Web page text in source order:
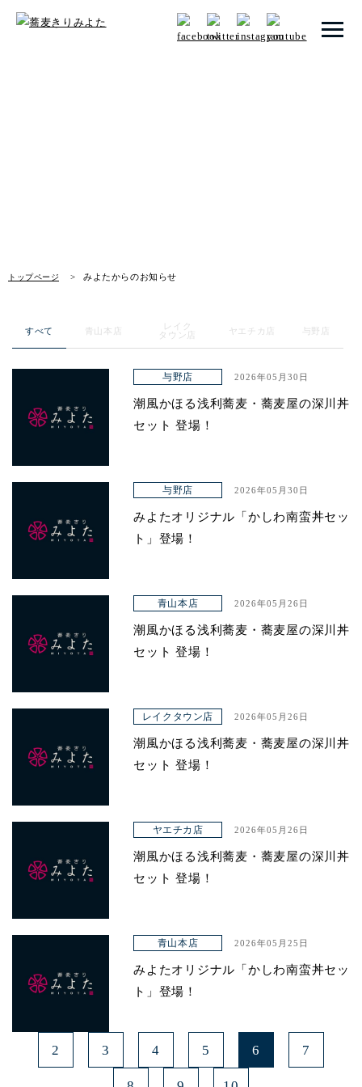
トップページ みよたからのお知らせ
お知らせ
アクセス
すべて 青山本店
レイク
タウン店
ヤエチカ店 与野店
与野店 2026年05月30日
潮風かほる浅利蕎麦・蕎麦屋の深川丼
セット 登場！
与野店 2026年05月30日
みよたオリジナル「かしわ南蛮丼セッ
ト」登場！
青山本店 2026年05月26日
潮風かほる浅利蕎麦・蕎麦屋の深川丼
セット 登場！
レイクタウン店 2026年05月26日
潮風かほる浅利蕎麦・蕎麦屋の深川丼
セット 登場！
ヤエチカ店 2026年05月26日
潮風かほる浅利蕎麦・蕎麦屋の深川丼
セット 登場！
青山本店 2026年05月25日
みよたオリジナル「かしわ南蛮丼セッ
ト」登場！
2 3 4 5 6 7